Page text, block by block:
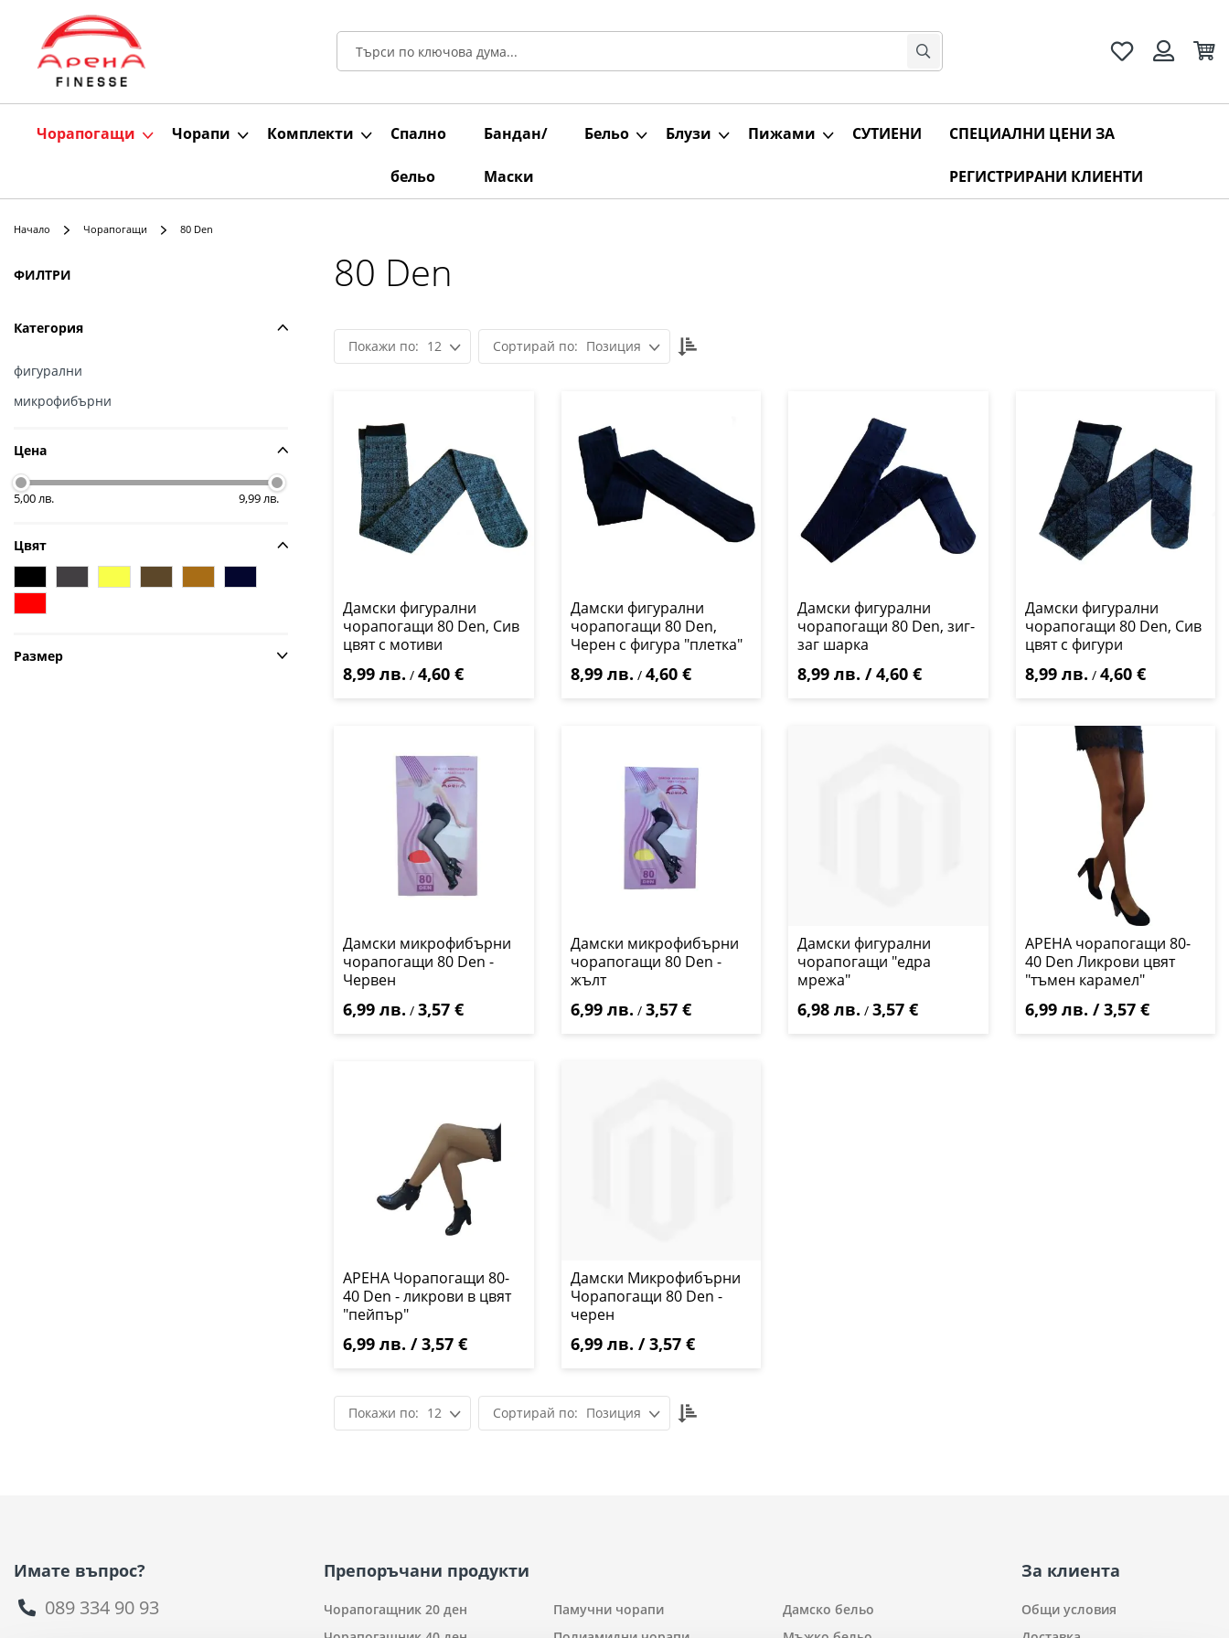
Търсене
Любими
Чорапогащи Чорапи Комплекти Спално
бельо
Бандан/
Маски
Бельо Блузи Пижами СУТИЕНИ СПЕЦИАЛНИ ЦЕНИ ЗА
РЕГИСТРИРАНИ КЛИЕНТИ
Начало Чорапогащи 80 Den
80 Den
12 Позиция
Настрой
Дамски фигурални
чорапогащи 80 Den, Сив
цвят с мотиви
8,99 лв. / 4,60 €
Дамски фигурални
чорапогащи 80 Den,
Черен с фигура "плетка"
8,99 лв. / 4,60 €
Дамски фигурални
чорапогащи 80 Den, зиг-
заг шарка
8,99 лв. / 4,60 €
Дамски фигурални
чорапогащи 80 Den, Сив
цвят с фигури
8,99 лв. / 4,60 €
Дамски микрофибърни
чорапогащи 80 Den -
Червен
6,99 лв. / 3,57 €
Дамски микрофибърни
чорапогащи 80 Den -
жълт
6,99 лв. / 3,57 €
Дамски фигурални
чорапогащи "едра
мрежа"
6,98 лв. / 3,57 €
АРЕНА чорапогащи 80-
40 Den Ликрови цвят
"тъмен карамел"
6,99 лв. / 3,57 €
АРЕНА Чорапогащи 80-
40 Den - ликрови в цвят
"пейпър"
6,99 лв. / 3,57 €
Дамски Микрофибърни
Чорапогащи 80 Den -
черен
6,99 лв. / 3,57 €
12 Позиция
Настрой
по
ФИЛТРИ
Категория
фигурални
микрофибърни
Цена
5,00 лв. 9,99 лв.
Цвят
Размер
Имате въпрос?
089 334 90 93
Препоръчани продукти
Чорапогащник 20 ден
Памучни чорапи
Дамско бельо
За клиента
Общи условия